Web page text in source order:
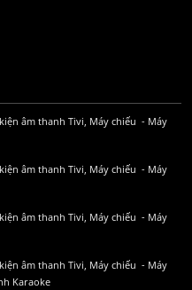
âm thanh Tivi, Máy chiếu - Máy
âm thanh Tivi, Máy chiếu - Máy
âm thanh Tivi, Máy chiếu - Máy
âm thanh Tivi, Máy chiếu - Máy
Karaoke